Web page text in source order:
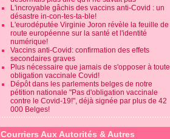
L'incroyable gâchis des vaccins anti-Covid : un
désastre in-con-tes-ta-ble!
L'eurodéputée Virginie Joron révèle la feuille de
route européenne sur la santé et l'identité
numérique!
Vaccins anti-Covid: confirmation des effets
secondaires graves
Plus nécessaire que jamais de s'opposer à toute
obligation vaccinale Covid!
Dépôt dans les parlements belges de notre
pétition nationale "Pas d'obligation vaccinale
contre le Covid-19!", déjà signée par plus de 42
000 Belges!
Courriers Aux Autorités & Autres